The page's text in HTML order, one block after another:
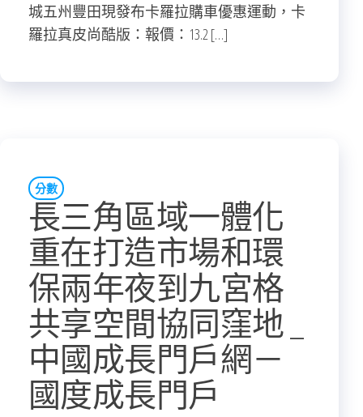
城五州豐田現發布卡羅拉購車優惠運動，卡
羅拉真皮尚酷版：報價：13.2 […]
分數
長三角區域一體化
重在打造市場和環
保兩年夜到九宮格
共享空間協同窪地 _
中國成長門戶網－
國度成長門戶